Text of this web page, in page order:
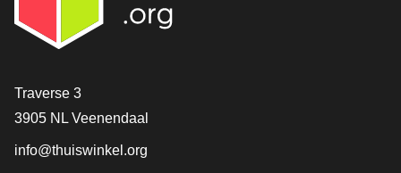
Contact
Traverse 3
3905 NL Veenendaal
info@thuiswinkel.org